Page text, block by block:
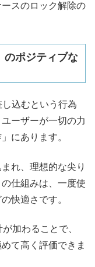
ースのロック解除の
のポジティブな
込むという行為
ーザーが一切の力
にあります。
れ、理想的な尖り
仕組みは、一度使
快適さです。
加わることで、
て高く評価できま